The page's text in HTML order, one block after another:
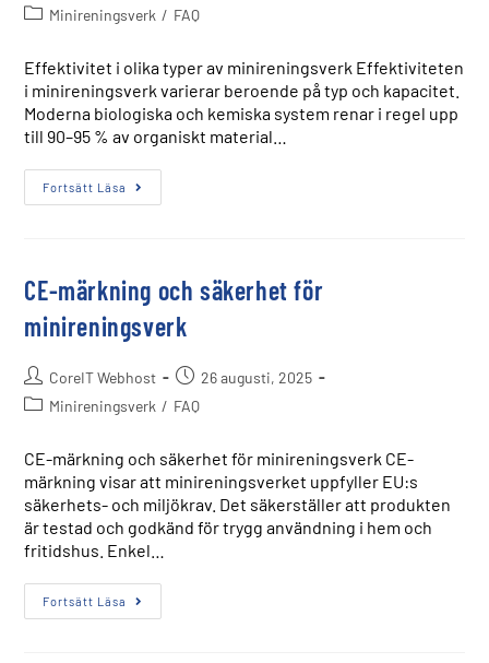
Minireningsverk / FAQ
Effektivitet i olika typer av minireningsverk Effektiviteten
i minireningsverk varierar beroende på typ och kapacitet.
Moderna biologiska och kemiska system renar i regel upp
till 90–95 % av organiskt material…
Fortsätt Läsa
CE-märkning och säkerhet för
minireningsverk
CoreIT Webhost
26 augusti, 2025
Minireningsverk / FAQ
CE-märkning och säkerhet för minireningsverk CE-
märkning visar att minireningsverket uppfyller EU:s
säkerhets- och miljökrav. Det säkerställer att produkten
är testad och godkänd för trygg användning i hem och
fritidshus. Enkel…
Fortsätt Läsa